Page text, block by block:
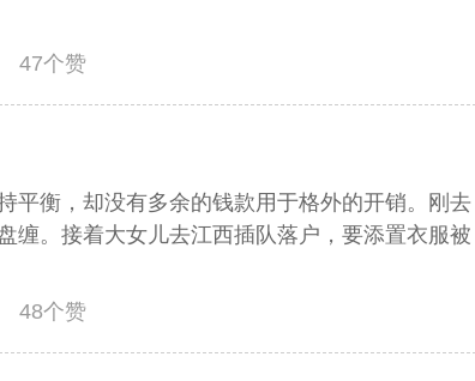
47个赞
平衡，却没有多余的钱款用于格外的开销。刚去
缠。接着大女儿去江西插队落户，要添置衣服被
48个赞